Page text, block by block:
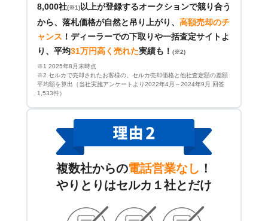
8,000社(※1) 以上が登録するオークションで競り合う
から、落札価格が自然と吊り上がり、 高額売却のチ
ャンス ！ ディーラーでの下取りや一括査定サイトよ
り、平均31万円高く売れた実績も！ (※2)
※1 2025年8月末時点
※2 セルカで売却されたお客様の、セルカ売却価格と他社査定額の差額
平均額を算出（当社実施アンケートより2022年4月～2024年9月 回答
1,533件）
複数社からの電話営業なし ！
やりとりはセルカ１社とだけ